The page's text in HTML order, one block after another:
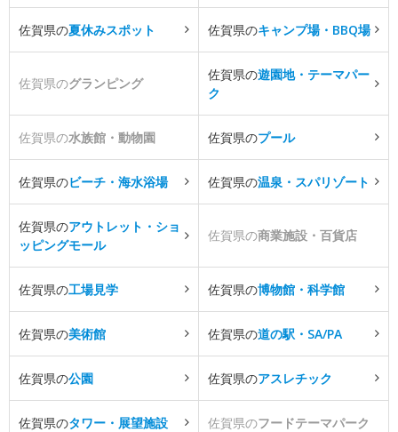
佐賀県の夏休みスポット 佐賀県のキャンプ場・BBQ場
佐賀県のグランピング
佐賀県の遊園地・テーマパー
ク
佐賀県の水族館・動物園 佐賀県のプール
佐賀県のビーチ・海水浴場 佐賀県の温泉・スパリゾート
佐賀県のアウトレット・ショ
ッピングモール
佐賀県の商業施設・百貨店
佐賀県の工場見学 佐賀県の博物館・科学館
佐賀県の美術館 佐賀県の道の駅・SA/PA
佐賀県の公園 佐賀県のアスレチック
佐賀県のタワー・展望施設 佐賀県のフードテーマパーク